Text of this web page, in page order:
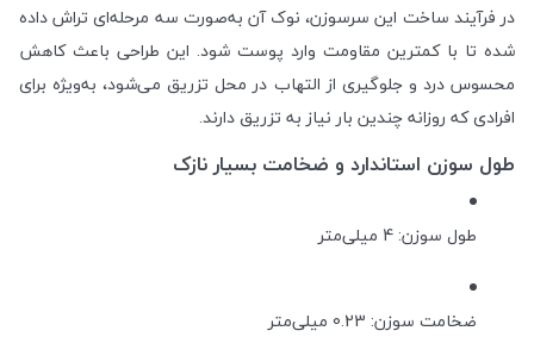
در فرآیند ساخت این سرسوزن، نوک آن به‌صورت سه مرحله‌ای تراش داده
شده تا با کمترین مقاومت وارد پوست شود. این طراحی باعث کاهش
محسوس درد و جلوگیری از التهاب در محل تزریق می‌شود، به‌ویژه برای
افرادی که روزانه چندین بار نیاز به تزریق دارند.
طول سوزن استاندارد و ضخامت بسیار نازک
طول سوزن: 4 میلی‌متر
ضخامت سوزن: 0.23 میلی‌متر